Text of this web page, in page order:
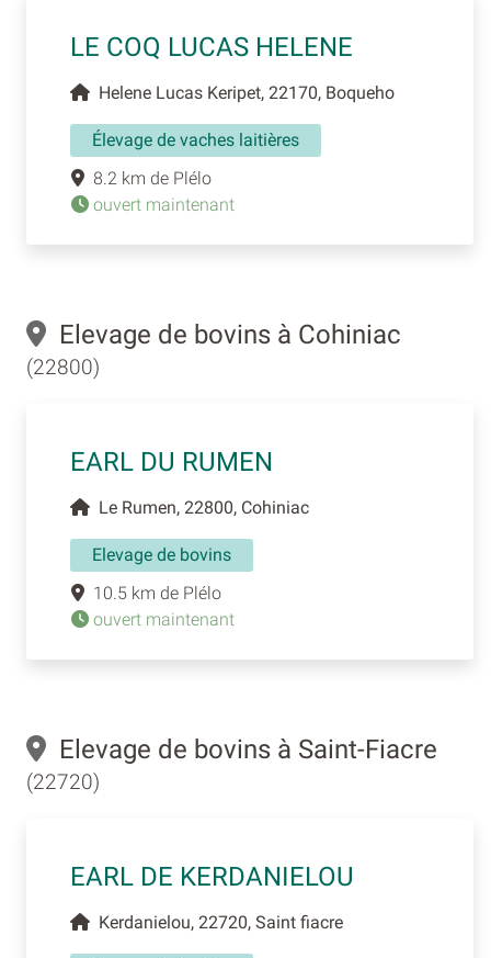
LE COQ LUCAS HELENE
Helene Lucas Keripet, 22170, Boqueho
Élevage de vaches laitières
8.2 km de Plélo
ouvert maintenant
Elevage de bovins à Cohiniac
(22800)
EARL DU RUMEN
Le Rumen, 22800, Cohiniac
Elevage de bovins
10.5 km de Plélo
ouvert maintenant
Elevage de bovins à Saint-Fiacre
(22720)
EARL DE KERDANIELOU
Kerdanielou, 22720, Saint fiacre